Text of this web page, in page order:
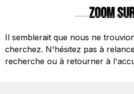
ZOOM
Il semblerait que nous ne
cherchez. N'hésitez pas à
recherche ou à retourner à